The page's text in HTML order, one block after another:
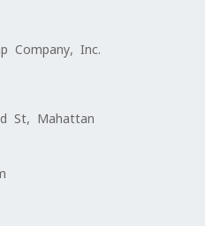
Company, Inc.
St, Mahattan